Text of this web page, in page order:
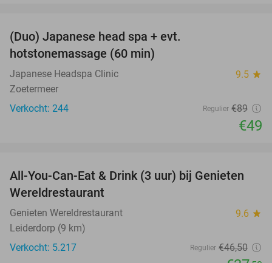
(Duo) Japanese head spa + evt.
hotstonemassage (60 min)
Japanese Headspa Clinic 9.5 star
Zoetermeer
Verkocht: 244
Regulier €89
€49
19%
All-You-Can-Eat & Drink (3 uur) bij Genieten
Wereldrestaurant
Genieten Wereldrestaurant 9.6 star
Leiderdorp (9 km)
Verkocht: 5.217
Regulier €46,50